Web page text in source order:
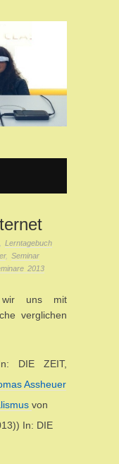
, Lerntagebuch
, Seminar
2013
wir uns mit
verglichen
DIE ZEIT,
Assheuer
von
In: DIE